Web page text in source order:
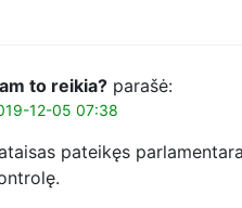
to reikia? parašė:
12-05 07:38
pateikęs